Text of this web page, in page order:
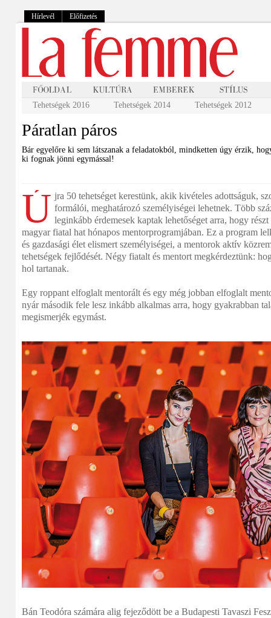
Hírlevél Előfizetés
Tehetségek 2016 Tehetségek 2014 Tehetségek 2012
Páratlan páros
Bár egyelőre ki sem látszanak a feladatokból, mindketten úgy érzik,
ki fognak jönni egymással!
Ú jra 50 tehetséget kerestünk, akik kivételes adottságuk,
formálói, meghatározó személyiségei lehetnek. Több
leginkább érdemesek kaptak lehetőséget arra, hogy
magyar fiatal hat hónapos mentorprogramjában. Ez a program
és gazdasági élet elismert személyiségei, a mentorok aktív
tehetségek fejlődését. Négy fiatalt és mentort megkérdeztünk:
hol tartanak.
Egy roppant elfoglalt mentorált és egy még jobban elfoglalt
nyár második fele lesz inkább alkalmas arra, hogy gyakrabban
megismerjék egymást.
Bán Teodóra számára alig fejeződött be a Budapesti Tavaszi